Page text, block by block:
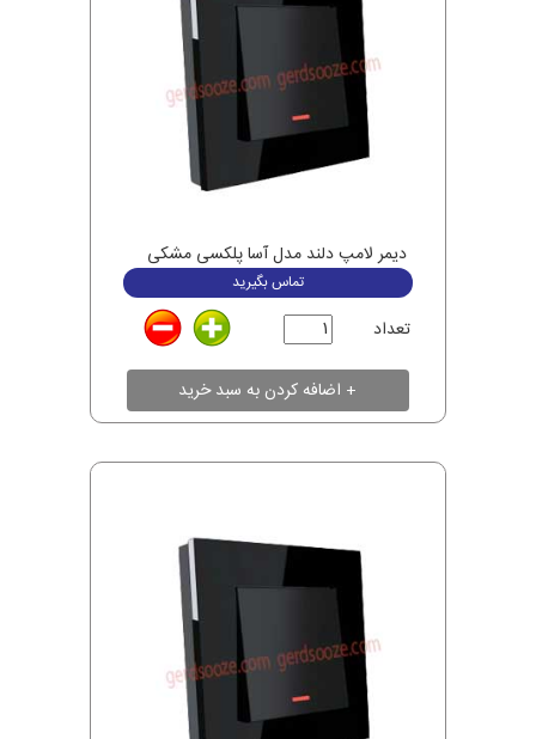
دیمر لامپ دلند مدل آسا پلکسی مشکی
تماس بگیرید
تعداد